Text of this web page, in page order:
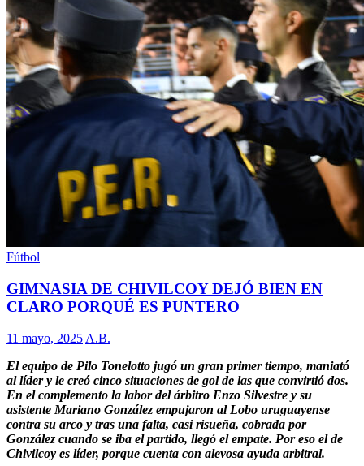
Fútbol
GIMNASIA DE CHIVILCOY DEJÓ BIEN EN
CLARO PORQUÉ ES PUNTERO
11 mayo, 2025 A.B.
El equipo de Pilo Tonelotto jugó un gran primer tiempo, maniató
al líder y le creó cinco situaciones de gol de las que convirtió dos.
En el complemento la labor del árbitro Enzo Silvestre y su
asistente Mariano González empujaron al Lobo uruguayense
contra su arco y tras una falta, casi risueña, cobrada por
González cuando se iba el partido, llegó el empate. Por eso el de
Chivilcoy es líder, porque cuenta con alevosa ayuda arbitral.